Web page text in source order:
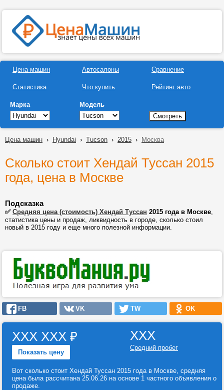
Цена машин
Статистика
Автосалоны
Что купить
Сравнение
Рейтинг авто
Марка Модель
Цена машин › Hyundai › Tucson › 2015 › Москва
Сколько стоит Хендай Туссан 2015
года, цена в Москве
Подсказка
✅ Средняя цена (стоимость) Хендай Туссан 2015 года в Москве,
статистика цены и продаж, ликвидность в городе, сколько стоил
новый в 2015 году и еще много полезной информации.
FB VK TW OK
ХХХ ХХХ ₽
Показать цену
ХХХ
Средний пробег
Вот сколько стоит Хендай Туссан 2015 года в Москве, средняя
цена была рассчитана 25.06.26 на основе 1 частного объявления о
продаже.